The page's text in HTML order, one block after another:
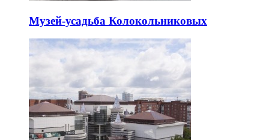
Музей-усадьба Колокольниковых